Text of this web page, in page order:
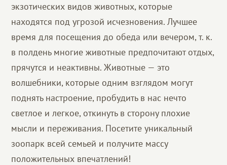
экзотических видов животных, которые
находятся под угрозой исчезновения. Лучшее
время для посещения до обеда или вечером, т. к.
в полдень многие животные предпочитают отдых,
прячутся и неактивны. Животные — это
волшебники, которые одним взглядом могут
поднять настроение, пробудить в нас нечто
светлое и легкое, откинуть в сторону плохие
мысли и переживания. Посетите уникальный
зоопарк всей семьей и получите массу
положительных впечатлений!